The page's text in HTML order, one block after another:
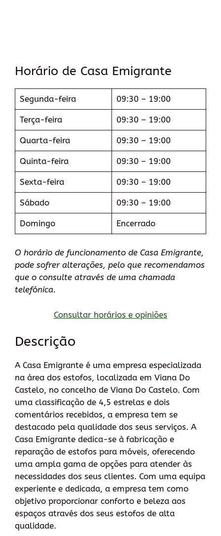
Horário de Casa Emigrante
Segunda-feira 09:30 – 19:00
Terça-feira 09:30 – 19:00
Quarta-feira 09:30 – 19:00
Quinta-feira 09:30 – 19:00
Sexta-feira 09:30 – 19:00
Sábado 09:30 – 19:00
Domingo Encerrado
O horário de funcionamento de Casa Emigrante,
pode sofrer alterações, pelo que recomendamos
que o consulte através de uma chamada
telefónica.
Consultar horários e opiniões
Descrição
A Casa Emigrante é uma empresa especializada
na área dos estofos, localizada em Viana Do
Castelo, no concelho de Viana Do Castelo. Com
uma classificação de 4,5 estrelas e dois
comentários recebidos, a empresa tem se
destacado pela qualidade dos seus serviços. A
Casa Emigrante dedica-se à fabricação e
reparação de estofos para móveis, oferecendo
uma ampla gama de opções para atender às
necessidades dos seus clientes. Com uma equipa
experiente e dedicada, a empresa tem como
objetivo proporcionar conforto e beleza aos
espaços através dos seus estofos de alta
qualidade.